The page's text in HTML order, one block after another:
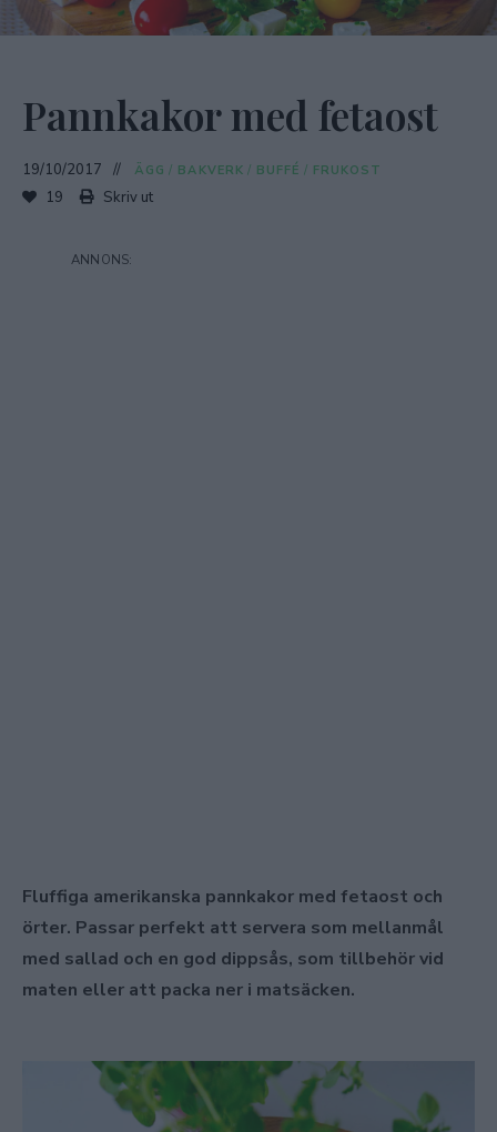
Pannkakor med fetaost
19/10/2017 ÄGG / BAKVERK / BUFFÉ / FRUKOST
19 Skriv ut
Fluffiga amerikanska pannkakor med fetaost och
örter. Passar perfekt att servera som mellanmål
med sallad och en god dippsås, som tillbehör vid
maten eller att packa ner i matsäcken.